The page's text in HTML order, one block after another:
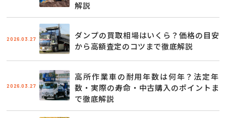
解説
2026.03.27
ダンプの買取相場はいくら？価格の目安
から高額査定のコツまで徹底解説
2026.03.27
高所作業車の耐用年数は何年？法定年
数・実際の寿命・中古購入のポイントま
で徹底解説